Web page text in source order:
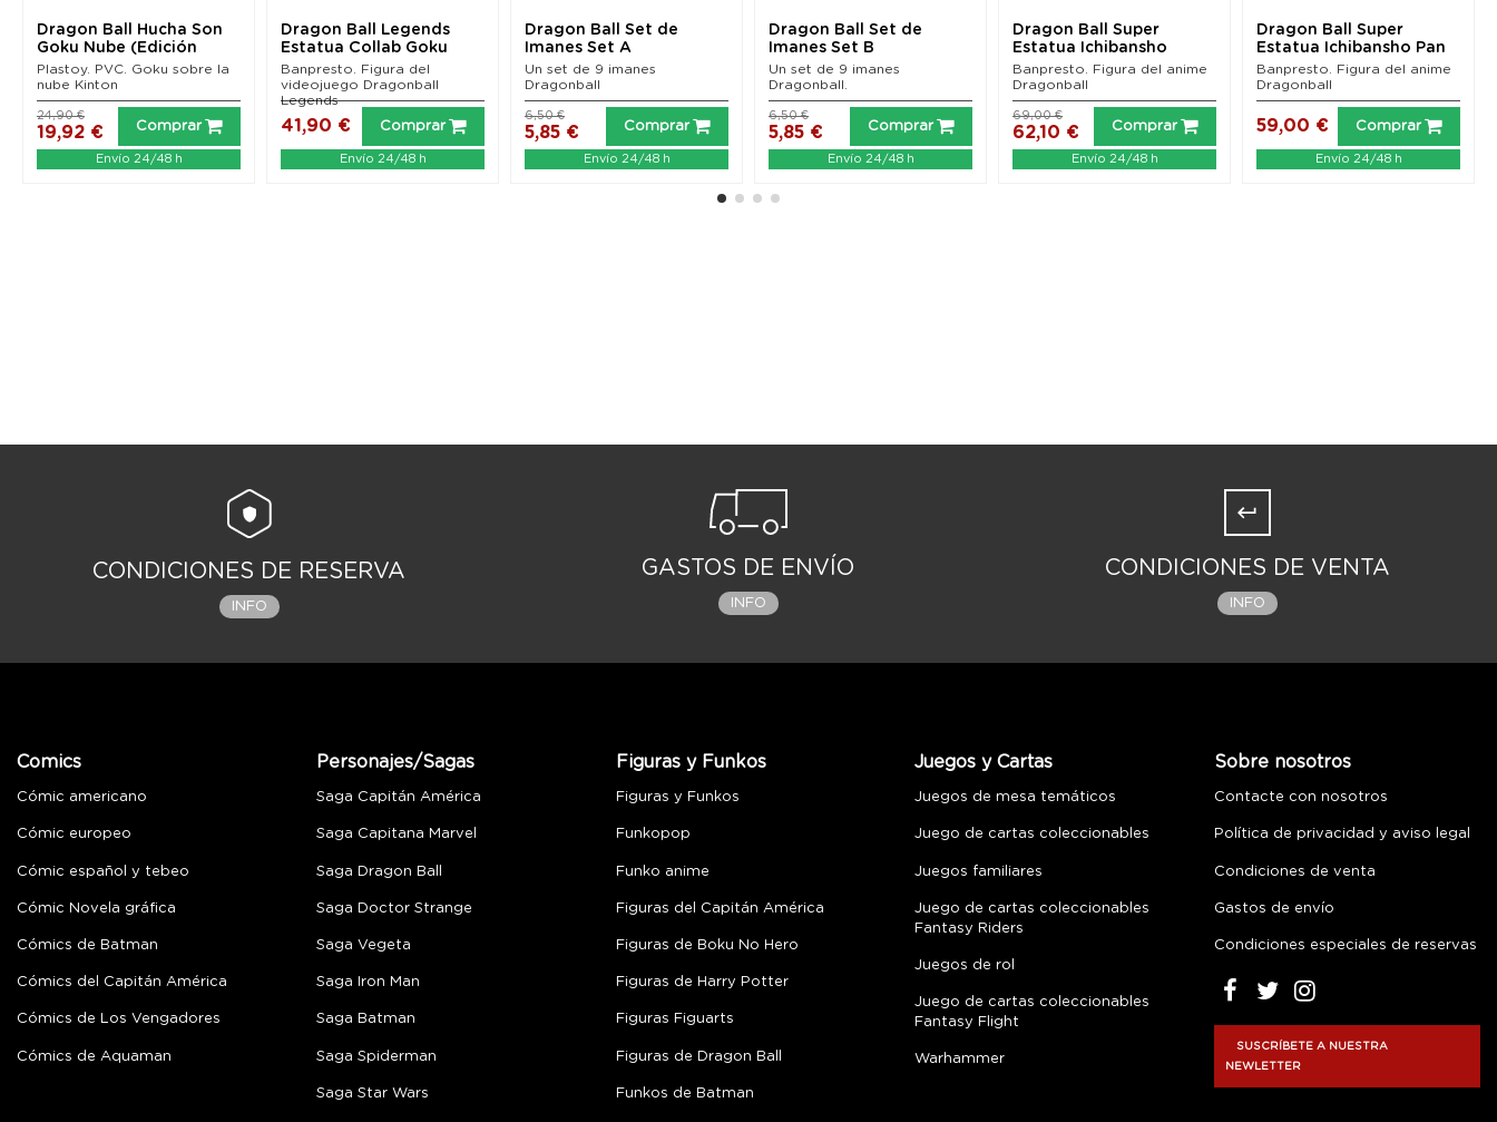
Dragon Ball Hucha Son
Goku Nube (Edición
anterior) 21 cm
Plastoy. PVC. Goku sobre la
nube Kinton
19,92 €
24,90 €
Comprar
Envío 24/48 h
Dragon Ball Legends
Estatua Collab Goku
Black 23 cm
Banpresto. Figura del
videojuego Dragonball
Legends
41,90 € Comprar
Envío 24/48 h
Dragon Ball Set de
Imanes Set A
Un set de 9 imanes
Dragonball
5,85 €
6,50 €
Comprar
Envío 24/48 h
Dragon Ball Set de
Imanes Set B
Un set de 9 imanes
Dragonball.
5,85 €
6,50 €
Comprar
Envío 24/48 h
Dragon Ball Super
Estatua Ichibansho
Future Trunks (Super...
Banpresto. Figura del anime
Dragonball
62,10 €
69,00 €
Comprar
Envío 24/48 h
Dragon Ball Super
Estatua Ichibansho Pan
(GT Honey) 15 cm
Banpresto. Figura del anime
Dragonball
59,00 € Comprar
Envío 24/48 h
CONDICIONES DE RESERVA
INFO
GASTOS DE ENVÍO
INFO
CONDICIONES DE VENTA
INFO
Comics
Cómic americano
Cómic europeo
Cómic español y tebeo
Cómic Novela gráfica
Cómics de Batman
Cómics del Capitán América
Cómics de Los Vengadores
Cómics de Aquaman
Personajes/Sagas
Saga Capitán América
Saga Capitana Marvel
Saga Dragon Ball
Saga Doctor Strange
Saga Vegeta
Saga Iron Man
Saga Batman
Saga Spiderman
Saga Star Wars
Figuras y Funkos
Figuras y Funkos
Funkopop
Funko anime
Figuras del Capitán América
Figuras de Boku No Hero
Figuras de Harry Potter
Figuras Figuarts
Figuras de Dragon Ball
Funkos de Batman
Juegos y Cartas
Juegos de mesa temáticos
Juego de cartas coleccionables
Juegos familiares
Juego de cartas coleccionables
Fantasy Riders
Juegos de rol
Juego de cartas coleccionables
Fantasy Flight
Warhammer
Sobre nosotros
Contacte con nosotros
Política de privacidad y aviso legal
Condiciones de venta
Gastos de envío
Condiciones especiales de reservas
SUSCRÍBETE A NUESTRA
NEWLETTER